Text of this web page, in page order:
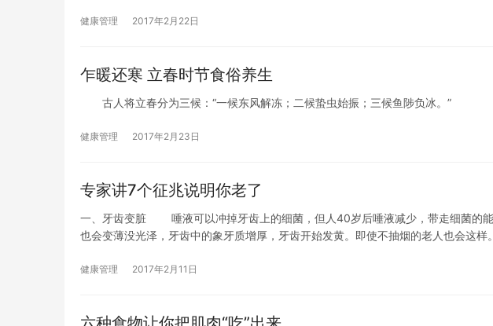
健康管理 2017年2月22日
乍暖还寒 立春时节食俗养生
古人将立春分为三候：“一候东风解冻；二候蛰虫始振；三候鱼陟负冰。”
健康管理 2017年2月23日
专家讲7个征兆说明你老了
一、牙齿变脏 唾液可以冲掉牙齿上的细菌，但人40岁后唾液减少，带走细菌的能力减弱，使齿龈容易腐烂变质。尤其牙上的珐琅
也会变薄没光泽，牙齿中的象牙质增厚，牙齿开始发黄。即使不抽烟的老人也会这样
健康管理 2017年2月11日